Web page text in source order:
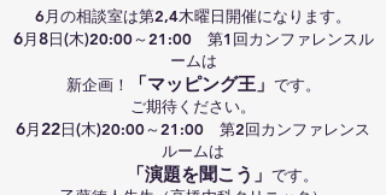
6月の相談室は第2,4木曜日開催になります。
6月8日(木)20:00～21:00 第1回カンファレンスル
ームは
新企画！
「マッピング王」 です。
ご期待ください。
6月22日(木)20:00～21:00 第2回カンファレンス
ルームは
「演題を聞こう」 です。